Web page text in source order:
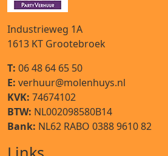
Industrieweg 1A
1613 KT Grootebroek
T: 06 48 64 65 50
E: verhuur@molenhuys.nl
KVK: 74674102
BTW: NL002098580B14
Bank: NL62 RABO 0388 9610 82